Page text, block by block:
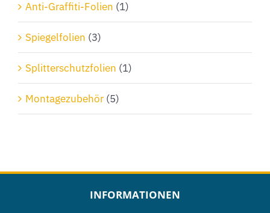
Anti-Graffiti-Folien (1)
Spiegelfolien (3)
Splitterschutzfolien (1)
Montagezubehör (5)
INFORMATIONEN